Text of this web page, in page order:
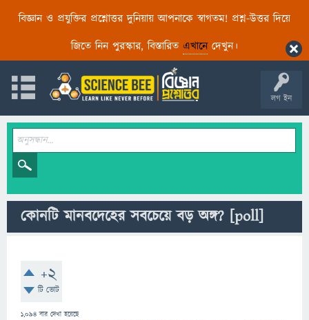
বিজ্ঞান ও প্রযুক্তির প্রশ্নোত্তর দুনিয়ায় আপনাকে স্বাগতম! প্রশ্ন-উত্তর দিয়ে
জিতে নিন পুরস্কার, বিস্তারিত এখানেদেখুন।
লগ ইন
কোনটি মানবদেহের সবচেয়ে বড় অঙ্গ? [poll]
+2
টি ভোট
1,094 বার দেখা হয়েছে